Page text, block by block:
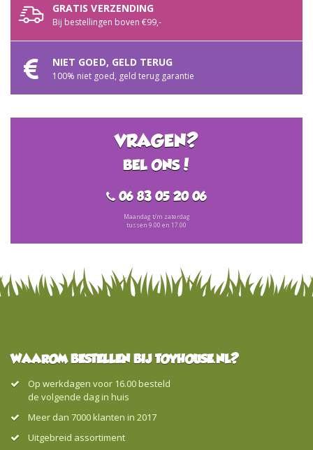
GRATIS VERZENDING
Bij bestellingen boven €99,-
NIET GOED, GELD TERUG
100% niet goed, geld terug garantie
VRAGEN?
BEL ONS!
06 83 05 20 06
Maandag t/m zaterdag
tussen 9.00 en 17.00
WAAROM BESTELLEN BIJ TOYHOUSE.NL?
Op werkdagen voor 16.00 besteld
de volgende dag in huis
Meer dan 7000 klanten in 2017
Uitgebreid assortiment